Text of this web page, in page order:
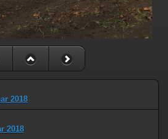
2018
2018